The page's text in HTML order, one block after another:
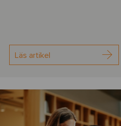
Läs artikel